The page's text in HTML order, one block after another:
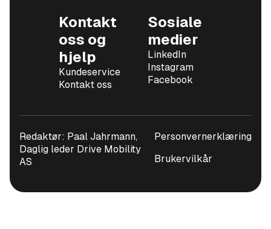
Kontakt
oss og
hjelp
Kundeservice
Kontakt oss
Sosiale
medier
LinkedIn
Instagram
Facebook
Redaktør: Paal Jahrmann,
Daglig leder Drive Mobility
AS
Personvernerklæring
Brukervilkår